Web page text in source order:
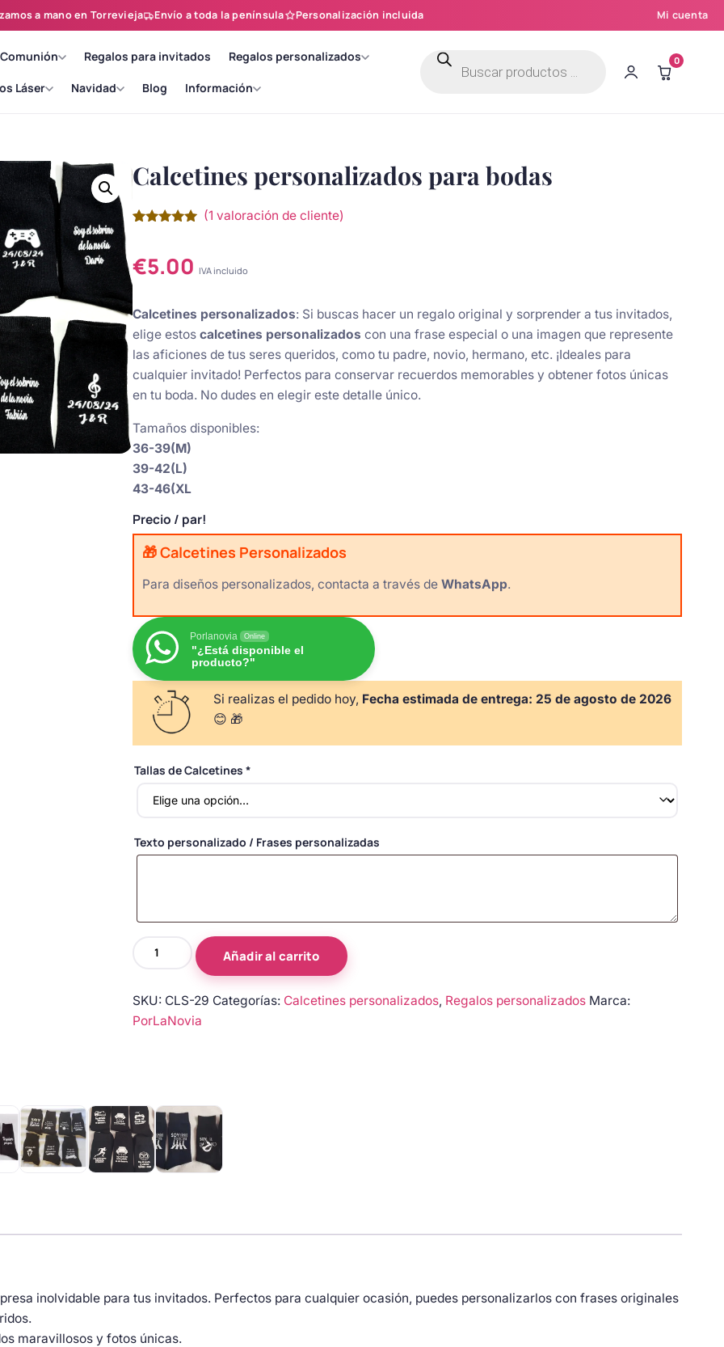
a mano en Torrevieja Envío a toda la península Personalización incluida Mi cuenta
Regalos para invitados Regalos personalizados
Láser Navidad Blog Información
Búsqueda
productos
0
Calcetines personalizados para bodas
5 en base
avaloración
(1 valoración de cliente)
€5.00 IVA incluido
Calcetines personalizados: Si buscas hacer un regalo original y sorprender a tus invitados,
elige estos calcetines personalizados con una frase especial o una imagen que represente
las aficiones de tus seres queridos, como tu padre, novio, hermano, etc. ¡Ideales para
cualquier invitado! Perfectos para conservar recuerdos memorables y obtener fotos únicas
en tu boda. No dudes en elegir este detalle único.
Tamaños disponibles:
36-39(M)
39-42(L)
43-46(XL
Precio / par!
🎁 Calcetines Personalizados
Para diseños personalizados, contacta a través de WhatsApp.
Porlanovia Online
"¿Está disponible el
producto?"
Si realizas el pedido hoy, Fecha estimada de entrega: 25 de agosto de 2026
😊 🎁
Tallas de Calcetines *
Texto personalizado / Frases personalizadas
Calcetines
personalizados
bodas
cantidad
Añadir al carrito
SKU: CLS-29 Categorías: Calcetines personalizados, Regalos personalizados Marca:
PorLaNovia
inolvidable para tus invitados. Perfectos para cualquier ocasión, puedes personalizarlos con frases originales
maravillosos y fotos únicas.